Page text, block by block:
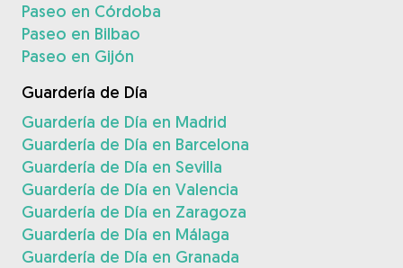
Paseo en Córdoba
Paseo en Bilbao
Paseo en Gijón
Guardería de Día
Guardería de Día en Madrid
Guardería de Día en Barcelona
Guardería de Día en Sevilla
Guardería de Día en Valencia
Guardería de Día en Zaragoza
Guardería de Día en Málaga
Guardería de Día en Granada